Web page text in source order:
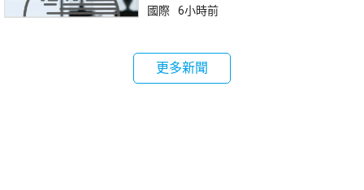
國際 6小時前
更多新聞